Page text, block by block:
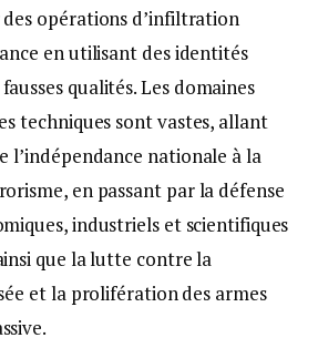
des opérations d’infiltration
en utilisant des identités
qualités. Les domaines
techniques sont vastes, allant
l’indépendance nationale à la
en passant par la défense
industriels et scientifiques
que la lutte contre la
et la prolifération des armes